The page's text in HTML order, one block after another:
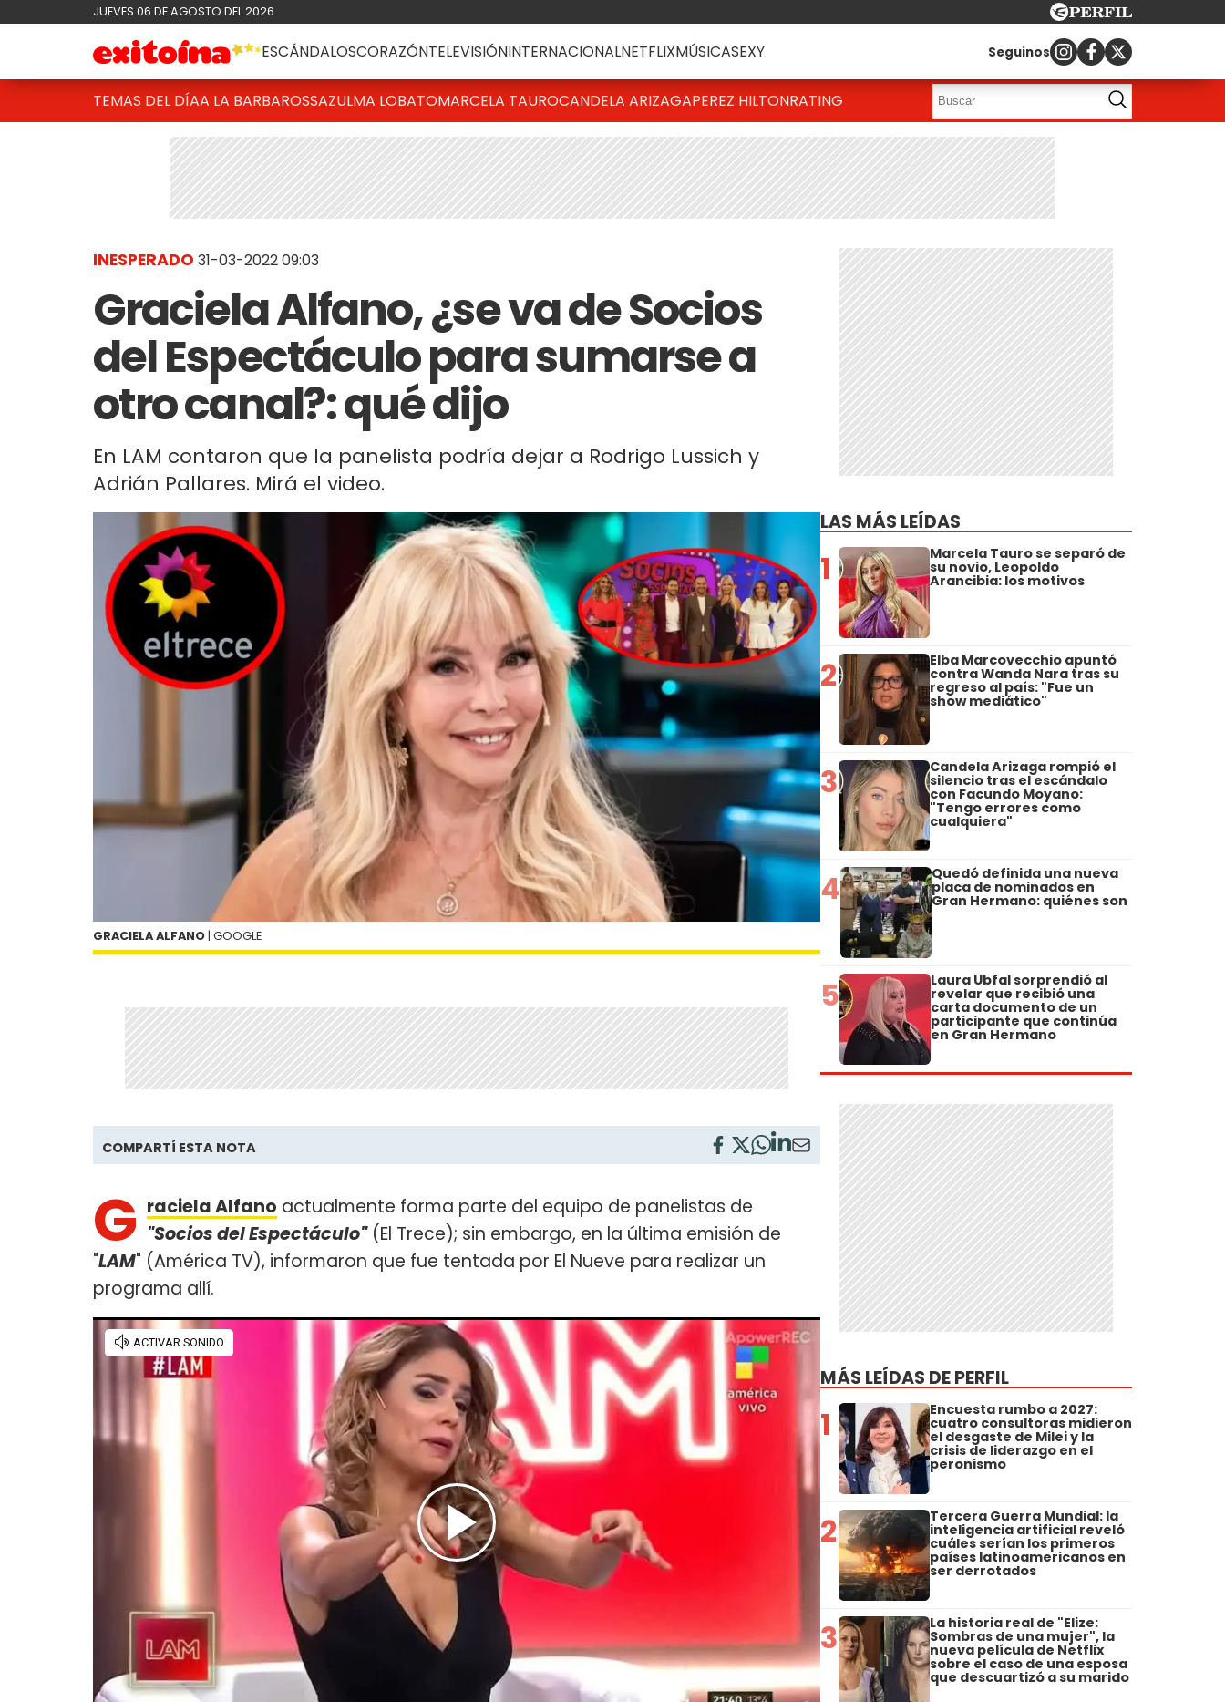
JUEVES 06 DE AGOSTO DEL 2026
ESCÁNDALOSCORAZÓNTELEVISIÓNINTERNACIONALNETFLIXMÚSICASEXY Seguinos
TEMAS DEL DÍAA LA BARBAROSSAZULMA LOBATOMARCELA TAUROCANDELA ARIZAGAPEREZ HILTONRATING
INESPERADO 31-03-2022 09:03
Graciela Alfano, ¿se va de Socios
del Espectáculo para sumarse a
otro canal?: qué dijo
En LAM contaron que la panelista podría dejar a Rodrigo Lussich y
Adrián Pallares. Mirá el video.
GRACIELA ALFANO | GOOGLE
COMPARTÍ ESTA NOTA
G raciela Alfano actualmente forma parte del equipo de panelistas de
"Socios del Espectáculo"(El Trece); sin embargo, en la última emisión de
"LAM" (América TV), informaron que fue tentada por El Nueve para realizar un
programa allí.
LAS MÁS LEÍDAS
1 Marcela Tauro se separó de
su novio, Leopoldo
Arancibia: los motivos
2 Elba Marcovecchio apuntó
contra Wanda Nara tras su
regreso al país: "Fue un
show mediático"
3 Candela Arizaga rompió el
silencio tras el escándalo
con Facundo Moyano:
"Tengo errores como
cualquiera"
4 Quedó definida una nueva
placa de nominados en
Gran Hermano: quiénes son
5 Laura Ubfal sorprendió al
revelar que recibió una
carta documento de un
participante que continúa
en Gran Hermano
MÁS LEÍDAS DE PERFIL
1 Encuesta rumbo a 2027:
cuatro consultoras midieron
el desgaste de Milei y la
crisis de liderazgo en el
peronismo
2 Tercera Guerra Mundial: la
inteligencia artificial reveló
cuáles serían los primeros
países latinoamericanos en
ser derrotados
3 La historia real de "Elize:
Sombras de una mujer", la
nueva película de Netflix
sobre el caso de una esposa
que descuartizó a su marido